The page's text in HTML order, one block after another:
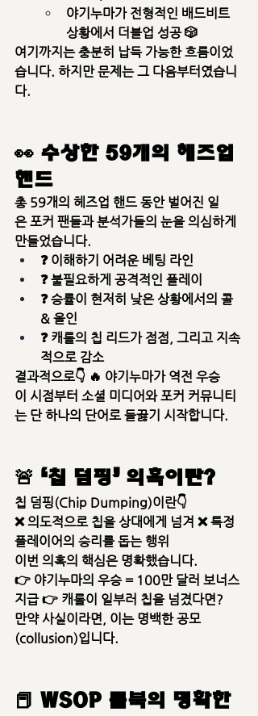
야기누마가 전형적인 배드비트
상황에서 더블업 성공 🎲
여기까지는 충분히 납득 가능한 흐름이었
습니다. 하지만 문제는 그 다음부터 였습니
다.
👀 수상한 59개의 헤즈업
핸드
총 59개의 헤즈업 핸드 동안 벌어진 일
은 포커 팬들과 분석가들의 눈을 의심하게
만들었습니다.
❓ 이해하기 어려운 베팅 라인
❓ 불필요하게 공격적인 플레이
❓ 승률이 현저히 낮은 상황에서의 콜
& 올인
❓ 캐롤의 칩 리드가 점점, 그리고 지속
적으로 감소
결과적으로👇 🔥 야기누마가 역전 우승
이 시점부터 소셜 미디어와 포커 커뮤니티
는 단 하나의 단어로 들끓기 시작합니다.
🚨 ‘칩 덤핑’ 의혹이란?
칩 덤핑(Chip Dumping)이란👇
❌ 의도적으로 칩을 상대에게 넘겨 ❌ 특정
플레이어의 승리를 돕는 행위
이번 의혹의 핵심은 명확했습니다.
👉 야기누마의 우승 = 100만 달러 보너스
지급 👉 캐롤이 일부러 칩을 넘겼다면?
만약 사실이라면, 이는 명백한 공모
(collusion)입니다.
📕 WSOP 룰북의 명확한